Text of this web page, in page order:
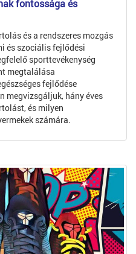
fontossága és
és a rendszeres mozgás
és szociális fejlődési
sporttevékenység
megtalálása
fejlődése
megvizsgáljuk, hány éves
és milyen
számára.